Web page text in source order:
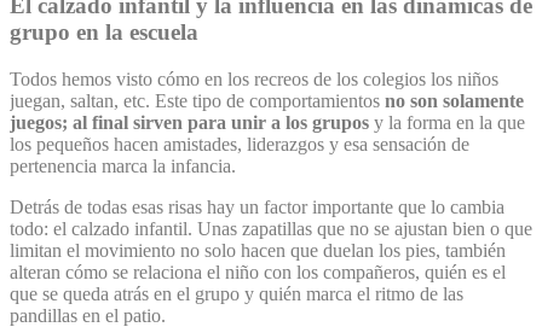
El calzado infantil y la influencia en las dinámicas de
grupo en la escuela
Todos hemos visto cómo en los recreos de los colegios los niños
juegan, saltan, etc. Este tipo de comportamientos no son solamente
juegos; al final sirven para unir a los grupos y la forma en la que
los pequeños hacen amistades, liderazgos y esa sensación de
pertenencia marca la infancia.
Detrás de todas esas risas hay un factor importante que lo cambia
todo: el calzado infantil. Unas zapatillas que no se ajustan bien o que
limitan el movimiento no solo hacen que duelan los pies, también
alteran cómo se relaciona el niño con los compañeros, quién es el
que se queda atrás en el grupo y quién marca el ritmo de las
pandillas en el patio.